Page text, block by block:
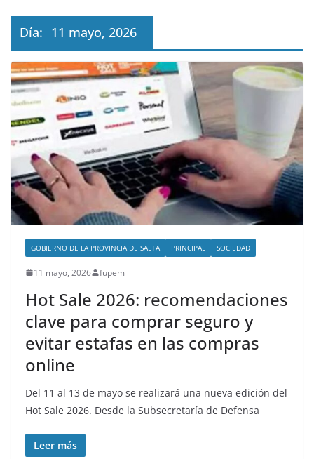
Día: 11 mayo, 2026
GOBIERNO DE LA PROVINCIA DE SALTA PRINCIPAL SOCIEDAD
11 mayo, 2026 fupem
Hot Sale 2026: recomendaciones
clave para comprar seguro y
evitar estafas en las compras
online
Del 11 al 13 de mayo se realizará una nueva edición del
Hot Sale 2026. Desde la Subsecretaría de Defensa
Leer más